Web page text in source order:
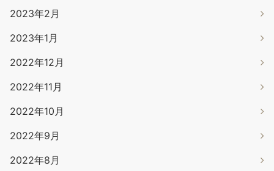
2023年2月
2023年1月
2022年12月
2022年11月
2022年10月
2022年9月
2022年8月